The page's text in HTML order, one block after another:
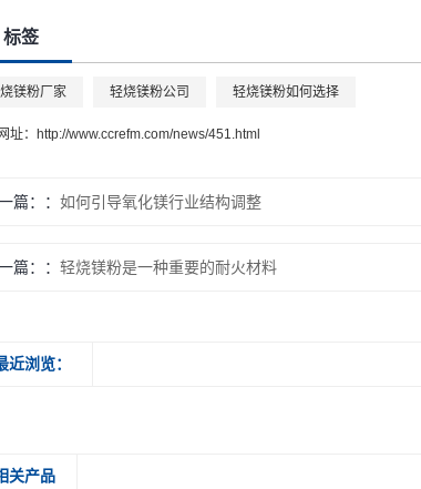
标签
镁粉厂家 轻烧镁粉公司 轻烧镁粉如何选择
址： http://www.ccrefm.com/news/451.html
篇： 如何引导氧化镁行业结构调整
篇： 轻烧镁粉是一种重要的耐火材料
近浏览：
关产品